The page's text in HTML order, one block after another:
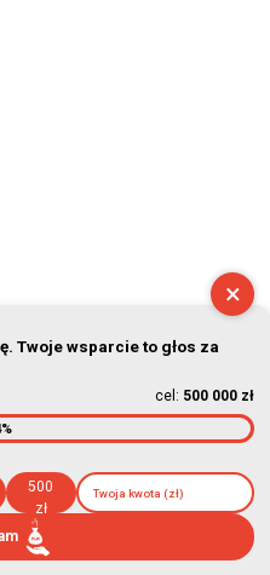
×
Twoje wsparcie to głos za
cel: 500 000 zł
500
zł